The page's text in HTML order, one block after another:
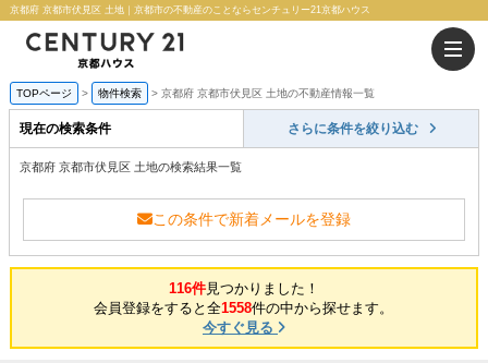
京都府 京都市伏見区 土地｜京都市の不動産のことならセンチュリー21京都ハウス
TOPページ 物件検索 京都府 京都市伏見区 土地の不動産情報一覧
現在の検索条件 さらに条件を絞り込む
京都府 京都市伏見区 土地の検索結果一覧
この条件で新着メールを登録
116件見つかりました！
会員登録をすると全1558件の中から探せます。
今すぐ見る